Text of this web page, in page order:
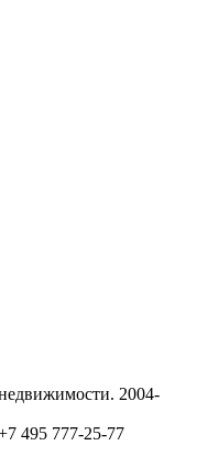
2004-
495 777-25-77